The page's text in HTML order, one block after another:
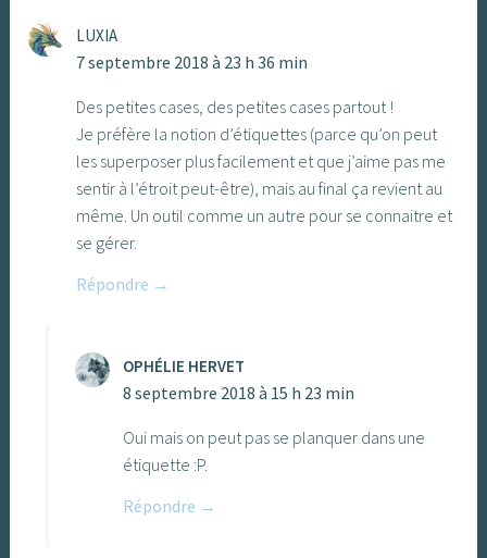
LUXIA
7 septembre 2018 à 23 h 36 min
Des petites cases, des petites cases partout !
Je préfère la notion d’étiquettes (parce qu’on peut
les superposer plus facilement et que j’aime pas me
sentir à l’étroit peut-être), mais au final ça revient au
même. Un outil comme un autre pour se connaitre et
se gérer.
Répondre
OPHÉLIE HERVET
8 septembre 2018 à 15 h 23 min
Oui mais on peut pas se planquer dans une
étiquette :P.
Répondre